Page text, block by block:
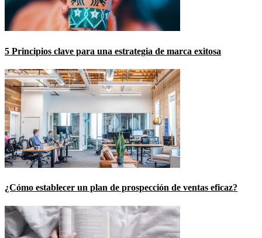
5 Principios clave para una estrategia de marca exitosa
¿Cómo establecer un plan de prospección de ventas eficaz?